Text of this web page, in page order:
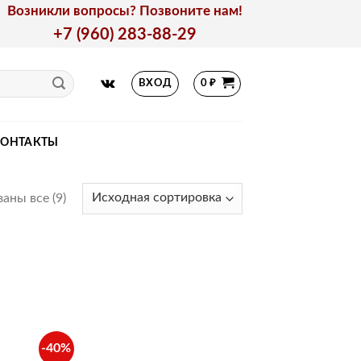
Возникли вопросы? Позвоните нам!
+7 (960) 283-88-29
ВХОД 0₽
все (9)
-40%